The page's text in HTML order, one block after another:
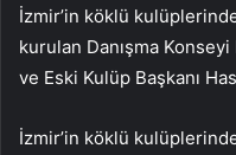
İzmir’in köklü
kurulan Danışma Konseyi
ve Eski Kulüp Başkanı
İzmir’in köklü